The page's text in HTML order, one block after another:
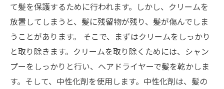
て髪を保護するために行われます。しかし、クリームを
放置してしまうと、髪に残留物が残り、髪が傷んでしま
うことがあります。 そこで、まずはクリームをしっかり
と取り除きます。クリームを取り除くためには、シャン
プーをしっかりと行い、ヘアドライヤーで髪を乾かしま
す。そして、中性化剤を使用します。中性化剤は、髪の